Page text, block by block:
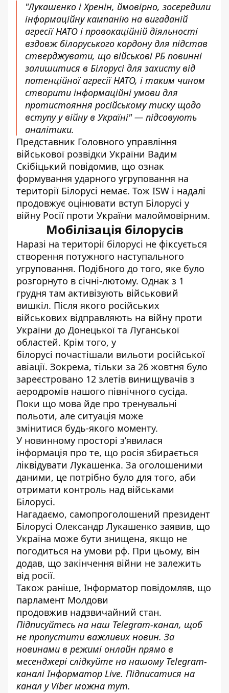
"Лукашенко і Хренін, ймовірно, зосередили
інформаційну кампанію на вигаданій
агресії НАТО і провокаційній діяльності
вздовж білоруського кордону для підстав
стверджувати, що військові РБ повинні
залишитися в Білорусі для захисту від
потенційної агресії НАТО, і таким чином
створити інформаційні умови для
протистояння російському тиску щодо
вступу у війну в Україні" — підсовують
аналітики.
Представник Головного управління
військової розвідки України Вадим
Скібіцький повідомив, що ознак
формування ударного угруповання на
території Білорусі немає. Тож ISW і надалі
продовжує оцінювати вступ Білорусі у
війну Росії проти України малоймовірним.
Мобілізація білорусів
Наразі на території білорусі не фіксується
створення потужного наступального
угруповання. Подібного до того, яке було
розгорнуто в січні-лютому. Однак з 1
грудня там активізують військовий
вишкіл. Після якого російських
військових відправляють на війну проти
України до Донецької та Луганської
областей. Крім того, у
білорусі почастішали вильоти російської
авіації. Зокрема, тільки за 26 жовтня було
зареєстровано 12 злетів винищувачів з
аеродромів нашого північного сусіда.
Поки що мова йде про тренувальні
польоти, але ситуація може
змінитися будь-якого моменту.
У новинному просторі з’явилася
інформація про те, що росія збирається
ліквідувати Лукашенка. За оголошеними
даними, це потрібно було для того, аби
отримати контроль над військами
Білорусі.
Нагадаємо, самопроголошений президент
Білорусі Олександр Лукашенко заявив, що
Україна може бути знищена, якщо не
погодиться на умови рф. При цьому, він
додав, що закінчення війни не залежить
від росії.
Також раніше, Інформатор повідомляв, що
парламент Молдови
продовжив надзвичайний стан.
Підписуйтесь на наш Telegram-канал, щоб
не пропустити важливих новин. За
новинами в режимі онлайн прямо в
месенджері слідкуйте на нашому Telegram-
каналіІнформатор Live. Підписатися на
канал у Viber можна тут.